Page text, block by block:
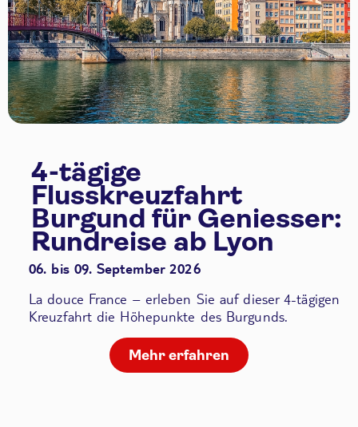
4-tägige
Flusskreuzfahrt
Burgund für Geniesser:
Rundreise ab Lyon
06. bis 09. September 2026
La douce France – erleben Sie auf dieser 4-tägigen
Kreuzfahrt die Höhepunkte des Burgunds.
Mehr erfahren